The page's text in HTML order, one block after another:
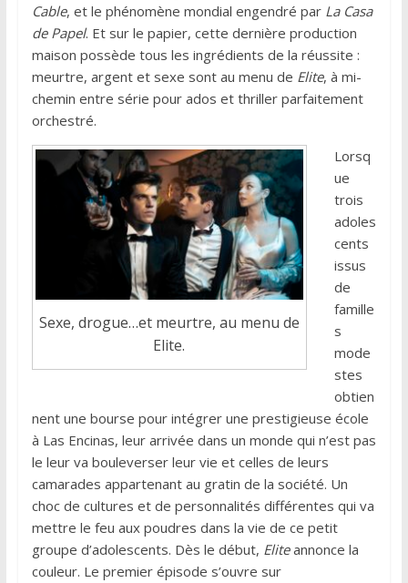
Cable, et le phénomène mondial engendré par La Casa
de Papel. Et sur le papier, cette dernière production
maison possède tous les ingrédients de la réussite :
meurtre, argent et sexe sont au menu de Elite, à mi-
chemin entre série pour ados et thriller parfaitement
orchestré.
Sexe, drogue…et meurtre, au menu de
Elite.
Lorsq
ue
trois
adoles
cents
issus
de
famille
s
mode
stes
obtien
nent une bourse pour intégrer une prestigieuse école
à Las Encinas, leur arrivée dans un monde qui n’est pas
le leur va bouleverser leur vie et celles de leurs
camarades appartenant au gratin de la société. Un
choc de cultures et de personnalités différentes qui va
mettre le feu aux poudres dans la vie de ce petit
groupe d’adolescents. Dès le début, Eliteannonce la
couleur. Le premier épisode s’ouvre sur